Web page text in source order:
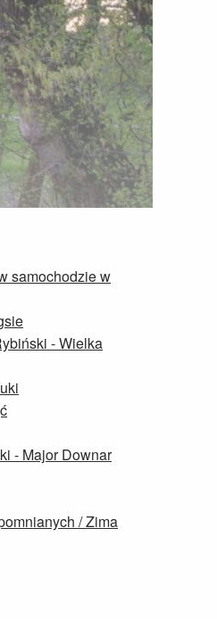
samochodzie w
- Wielka
- Major Downar
/ Zima